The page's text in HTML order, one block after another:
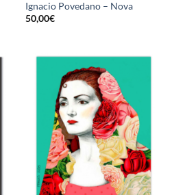
Ignacio Povedano – Nova
50,00€